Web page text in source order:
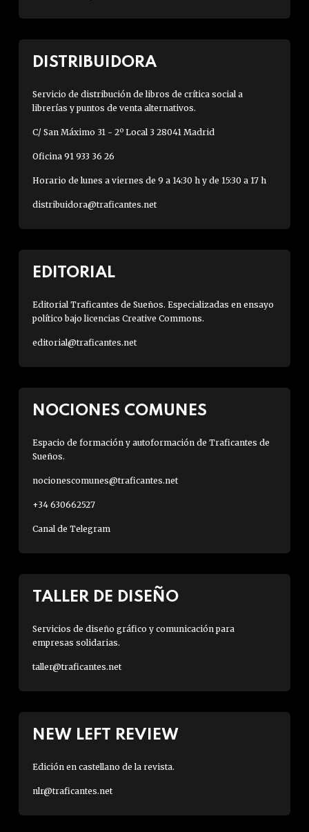
DISTRIBUIDORA
Servicio de distribución de libros de crítica social a
librerías y puntos de venta alternativos.
C/ San Máximo 31 - 2º Local 3 28041 Madrid
Oficina 91 933 36 26
Horario de lunes a viernes de 9 a 14:30 h y de 15:30 a 17 h
distribuidora@traficantes.net
EDITORIAL
Editorial Traficantes de Sueños. Especializadas en ensayo
político bajo licencias Creative Commons.
editorial@traficantes.net
NOCIONES COMUNES
Espacio de formación y autoformación de Traficantes de
Sueños.
nocionescomunes@traficantes.net
+34 630662527
Canal de Telegram
TALLER DE DISEÑO
Servicios de diseño gráfico y comunicación para
empresas solidarias.
taller@traficantes.net
NEW LEFT REVIEW
Edición en castellano de la revista.
nlr@traficantes.net